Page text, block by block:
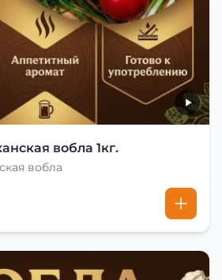
вобла 1кг.
вобла